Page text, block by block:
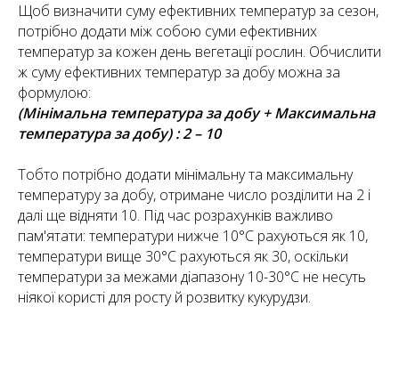
Щоб визначити суму ефективних температур за сезон,
потрібно додати між собою суми ефективних
температур за кожен день вегетації рослин. Обчислити
ж суму ефективних температур за добу можна за
формулою:
(Мінімальна температура за добу + Максимальна
температура за добу) : 2 – 10
Тобто потрібно додати мінімальну та максимальну
температуру за добу, отримане число розділити на 2 і
далі ще відняти 10. Під час розрахунків важливо
пам'ятати: температури нижче 10°С рахуються як 10,
температури вище 30°С рахуються як 30, оскільки
температури за межами діапазону 10-30°С не несуть
ніякої користі для росту й розвитку кукурудзи.